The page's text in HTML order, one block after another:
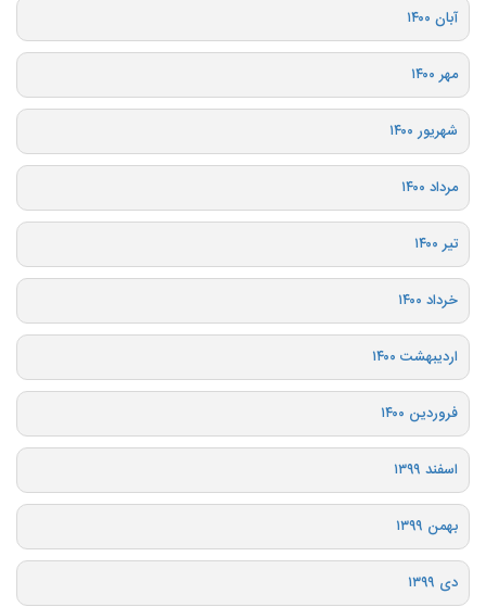
آبان ۱۴۰۰
مهر ۱۴۰۰
شهریور ۱۴۰۰
مرداد ۱۴۰۰
تیر ۱۴۰۰
خرداد ۱۴۰۰
اردیبهشت ۱۴۰۰
فروردین ۱۴۰۰
اسفند ۱۳۹۹
بهمن ۱۳۹۹
دی ۱۳۹۹